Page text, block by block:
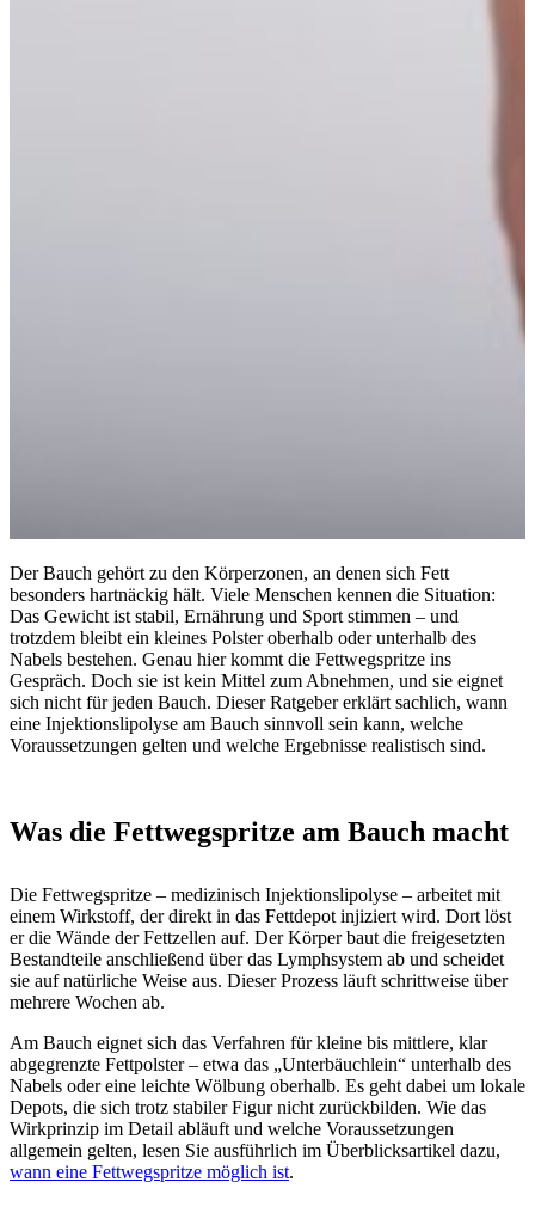
Der Bauch gehört zu den Körperzonen, an denen sich Fett
besonders hartnäckig hält. Viele Menschen kennen die Situation:
Das Gewicht ist stabil, Ernährung und Sport stimmen – und
trotzdem bleibt ein kleines Polster oberhalb oder unterhalb des
Nabels bestehen. Genau hier kommt die Fettwegspritze ins
Gespräch. Doch sie ist kein Mittel zum Abnehmen, und sie eignet
sich nicht für jeden Bauch. Dieser Ratgeber erklärt sachlich, wann
eine Injektionslipolyse am Bauch sinnvoll sein kann, welche
Voraussetzungen gelten und welche Ergebnisse realistisch sind.
Was die Fettwegspritze am Bauch macht
Die Fettwegspritze – medizinisch Injektionslipolyse – arbeitet mit
einem Wirkstoff, der direkt in das Fettdepot injiziert wird. Dort löst
er die Wände der Fettzellen auf. Der Körper baut die freigesetzten
Bestandteile anschließend über das Lymphsystem ab und scheidet
sie auf natürliche Weise aus. Dieser Prozess läuft schrittweise über
mehrere Wochen ab.
Am Bauch eignet sich das Verfahren für kleine bis mittlere, klar
abgegrenzte Fettpolster – etwa das „Unterbäuchlein“ unterhalb des
Nabels oder eine leichte Wölbung oberhalb. Es geht dabei um lokale
Depots, die sich trotz stabiler Figur nicht zurückbilden. Wie das
Wirkprinzip im Detail abläuft und welche Voraussetzungen
allgemein gelten, lesen Sie ausführlich im Überblicksartikel dazu,
wann eine Fettwegspritze möglich ist.